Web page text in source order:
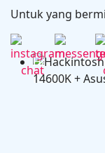
Hackintosh in
RX 6600
Untuk yang